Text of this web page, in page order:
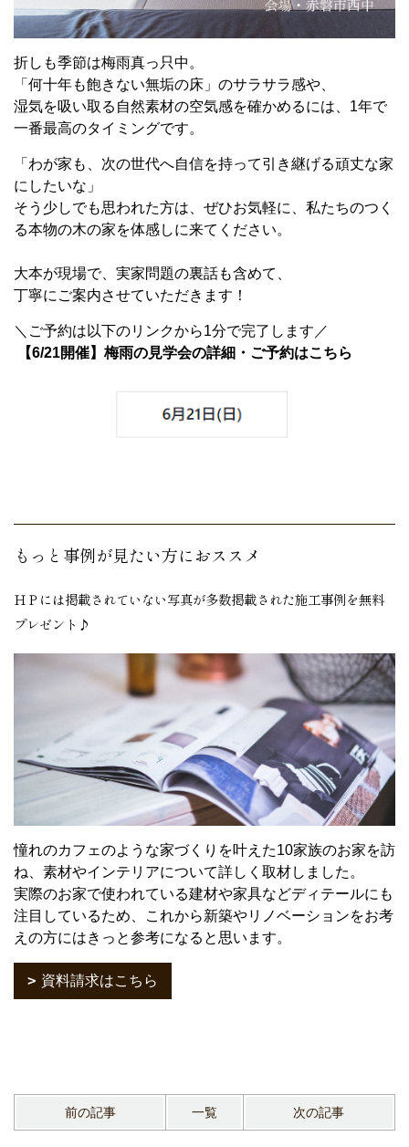
折しも季節は梅雨真っ只中。
「何十年も飽きない無垢の床」のサラサラ感や、
湿気を吸い取る自然素材の空気感を確かめるには、1年で
一番最高のタイミングです。
「わが家も、次の世代へ自信を持って引き継げる頑丈な家
にしたいな」
そう少しでも思われた方は、ぜひお気軽に、私たちのつく
る本物の木の家を体感しに来てください。
大本が現場で、実家問題の裏話も含めて、
丁寧にご案内させていただきます！
＼ご予約は以下のリンクから1分で完了します／
【6/21開催】梅雨の見学会の詳細・ご予約はこちら
もっと事例が見たい方におススメ
ＨＰには掲載されていない写真が多数掲載された施工事例を無料
プレゼント♪
憧れのカフェのような家づくりを叶えた10家族のお家を訪
ね、素材やインテリアについて詳しく取材しました。
実際のお家で使われている建材や家具などディテールにも
注目しているため、これから新築やリノベーションをお考
えの方にはきっと参考になると思います。
資料請求はこちら
前の記事 一覧 次の記事